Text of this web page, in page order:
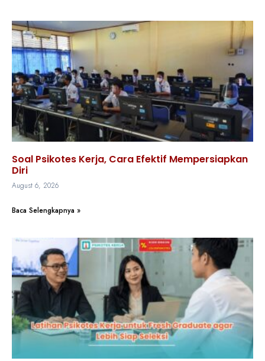
Soal Psikotes Kerja, Cara Efektif Mempersiapkan
Diri
August 6, 2026
Baca Selengkapnya »